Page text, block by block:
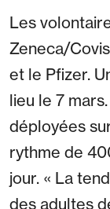
Les
Zeneca/
et le Pfizer.
lieu le 7
déployées
rythme de
jour. « La
des adultes